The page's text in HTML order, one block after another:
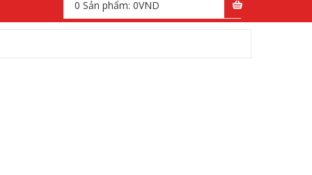
0 Sản phẩm: 0VND